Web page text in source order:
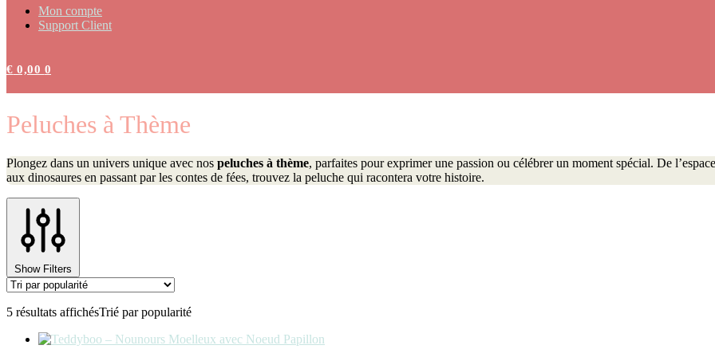
Mon compte
Support Client
€ 0,00 0
Peluches à Thème
Plongez dans un univers unique avec nos peluches à thème, parfaites pour exprimer une passion ou célébrer un moment spécial. De l’espace
aux dinosaures en passant par les contes de fées, trouvez la peluche qui racontera votre histoire.
Show Filters
5 résultats affichésTrié par popularité